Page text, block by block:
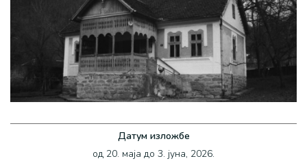
Датум изложбе
од 20. маја до 3. јуна, 2026.